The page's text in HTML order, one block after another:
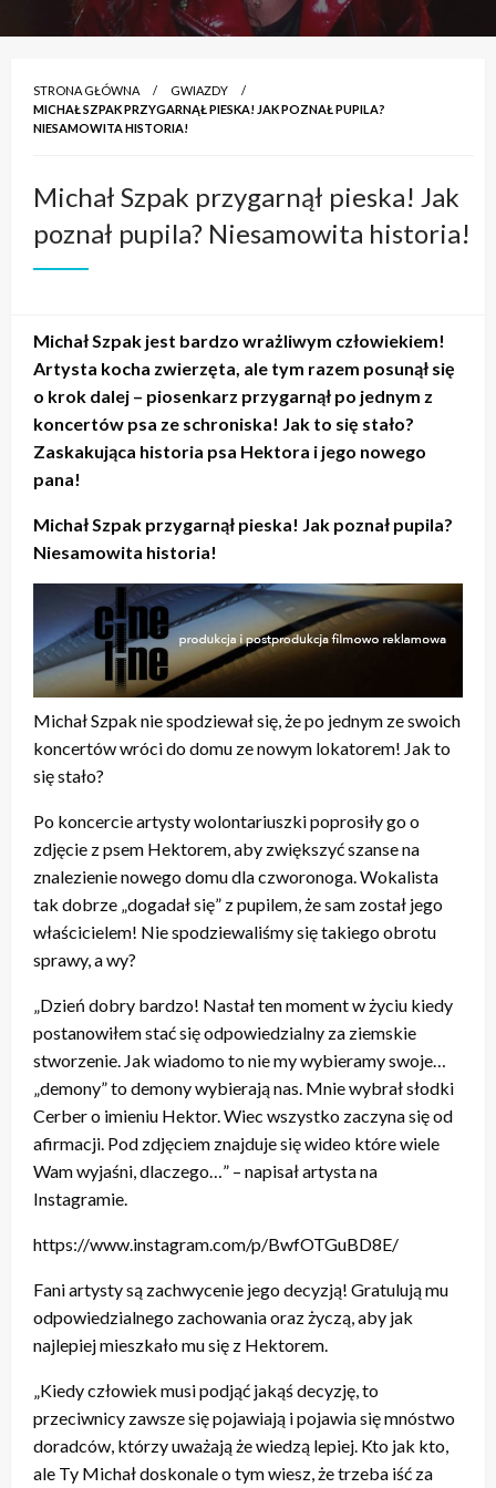
STRONA GŁÓWNA
GWIAZDY
MICHAŁ SZPAK PRZYGARNĄŁ PIESKA! JAK POZNAŁ PUPILA?
NIESAMOWITA HISTORIA!
Michał Szpak przygarnął pieska! Jak
poznał pupila? Niesamowita historia!
Michał Szpak jest bardzo wrażliwym człowiekiem!
Artysta kocha zwierzęta, ale tym razem posunął się
o krok dalej – piosenkarz przygarnął po jednym z
koncertów psa ze schroniska! Jak to się stało?
Zaskakująca historia psa Hektora i jego nowego
pana!
Michał Szpak przygarnął pieska! Jak poznał pupila?
Niesamowita historia!
Michał Szpak nie spodziewał się, że po jednym ze swoich
koncertów wróci do domu ze nowym lokatorem! Jak to
się stało?
Po koncercie artysty wolontariuszki poprosiły go o
zdjęcie z psem Hektorem, aby zwiększyć szanse na
znalezienie nowego domu dla czworonoga. Wokalista
tak dobrze „dogadał się” z pupilem, że sam został jego
właścicielem! Nie spodziewaliśmy się takiego obrotu
sprawy, a wy?
„Dzień dobry bardzo! Nastał ten moment w życiu kiedy
postanowiłem stać się odpowiedzialny za ziemskie
stworzenie. Jak wiadomo to nie my wybieramy swoje…
„demony” to demony wybierają nas. Mnie wybrał słodki
Cerber o imieniu Hektor. Wiec wszystko zaczyna się od
afirmacji. Pod zdjęciem znajduje się wideo które wiele
Wam wyjaśni, dlaczego…” – napisał artysta na
Instagramie.
https://www.instagram.com/p/BwfOTGuBD8E/
Fani artysty są zachwycenie jego decyzją! Gratulują mu
odpowiedzialnego zachowania oraz życzą, aby jak
najlepiej mieszkało mu się z Hektorem.
„Kiedy człowiek musi podjąć jakąś decyzję, to
przeciwnicy zawsze się pojawiają i pojawia się mnóstwo
doradców, którzy uważają że wiedzą lepiej. Kto jak kto,
ale Ty Michał doskonale o tym wiesz, że trzeba iść za